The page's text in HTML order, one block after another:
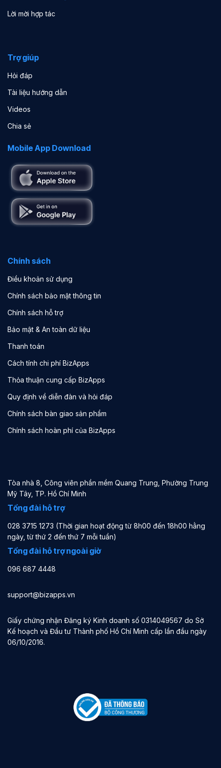
Lời mời hợp tác
Trợ giúp
Hỏi đáp
Tài liệu hướng dẫn
Videos
Chia sẻ
Mobile App Download
Chính sách
Điều khoản sử dụng
Chính sách bảo mật thông tin
Chính sách hỗ trợ
Bảo mật & An toàn dữ liệu
Thanh toán
Cách tính chi phí BizApps
Thỏa thuận cung cấp BizApps
Quy định về diễn đàn và hỏi đáp
Chính sách bàn giao sản phẩm
Chính sách hoàn phí của BizApps
Tòa nhà 8, Công viên phần mềm Quang Trung, Phường Trung
Mỹ Tây, TP. Hồ Chí Minh
Tổng đài hỗ trợ
028 3715 1273 (Thời gian hoạt động từ 8h00 đến 18h00 hằng
ngày, từ thứ 2 đến thứ 7 mỗi tuần)
Tổng đài hỗ trợ ngoài giờ
096 687 4448
support@bizapps.vn
Giấy chứng nhận Đăng ký Kinh doanh số 0314049567 do Sở
Kế hoạch và Đầu tư Thành phố Hồ Chí Minh cấp lần đầu ngày
06/10/2016.